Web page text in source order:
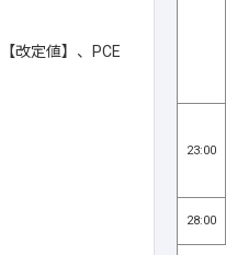
改定値】、PCE
23:00
28:00